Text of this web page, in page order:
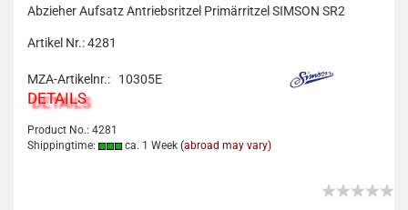
Abzieher Aufsatz Antriebsritzel Primärritzel SIMSON SR2
Artikel Nr.: 4281
MZA-Artikelnr.: 10305E
DETAILS
Product No.: 4281
Shippingtime:
ca. 1 Week (abroad may vary)